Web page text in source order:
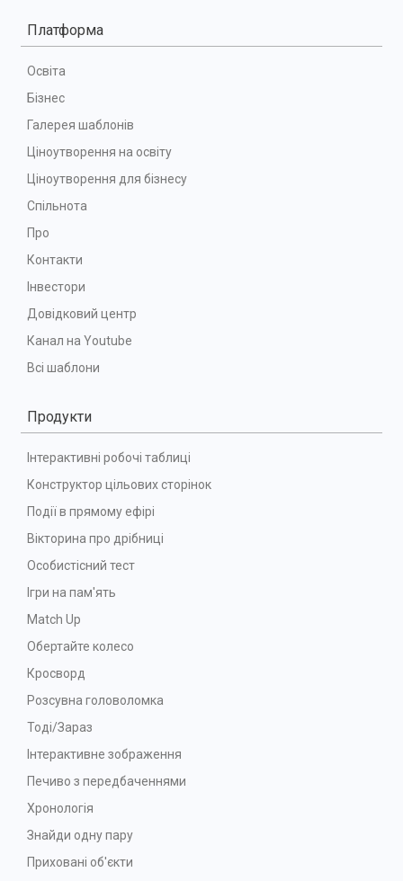
Платформа
Освіта
Бізнес
Галерея шаблонів
Ціноутворення на освіту
Ціноутворення для бізнесу
Спільнота
Про
Контакти
Інвестори
Довідковий центр
Канал на Youtube
Всі шаблони
Продукти
Інтерактивні робочі таблиці
Конструктор цільових сторінок
Події в прямому ефірі
Вікторина про дрібниці
Особистісний тест
Ігри на пам'ять
Match Up
Обертайте колесо
Кросворд
Розсувна головоломка
Тоді/Зараз
Інтерактивне зображення
Печиво з передбаченнями
Хронологія
Знайди одну пару
Приховані об'єкти